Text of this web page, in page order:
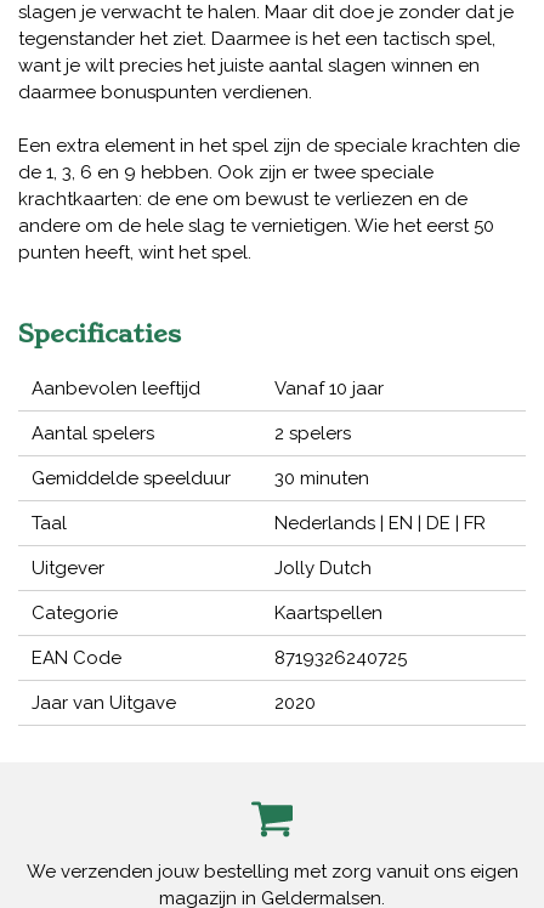
slagen je verwacht te halen. Maar dit doe je zonder dat je
tegenstander het ziet. Daarmee is het een tactisch spel,
want je wilt precies het juiste aantal slagen winnen en
daarmee bonuspunten verdienen.
Een extra element in het spel zijn de speciale krachten die
de 1, 3, 6 en 9 hebben. Ook zijn er twee speciale
krachtkaarten: de ene om bewust te verliezen en de
andere om de hele slag te vernietigen. Wie het eerst 50
punten heeft, wint het spel.
Specificaties
Aanbevolen leeftijd Vanaf 10 jaar
Aantal spelers 2 spelers
Gemiddelde speelduur 30 minuten
Taal Nederlands | EN | DE | FR
Uitgever Jolly Dutch
Categorie Kaartspellen
EAN Code 8719326240725
Jaar van Uitgave 2020
We verzenden jouw bestelling met zorg vanuit ons eigen
magazijn in Geldermalsen.